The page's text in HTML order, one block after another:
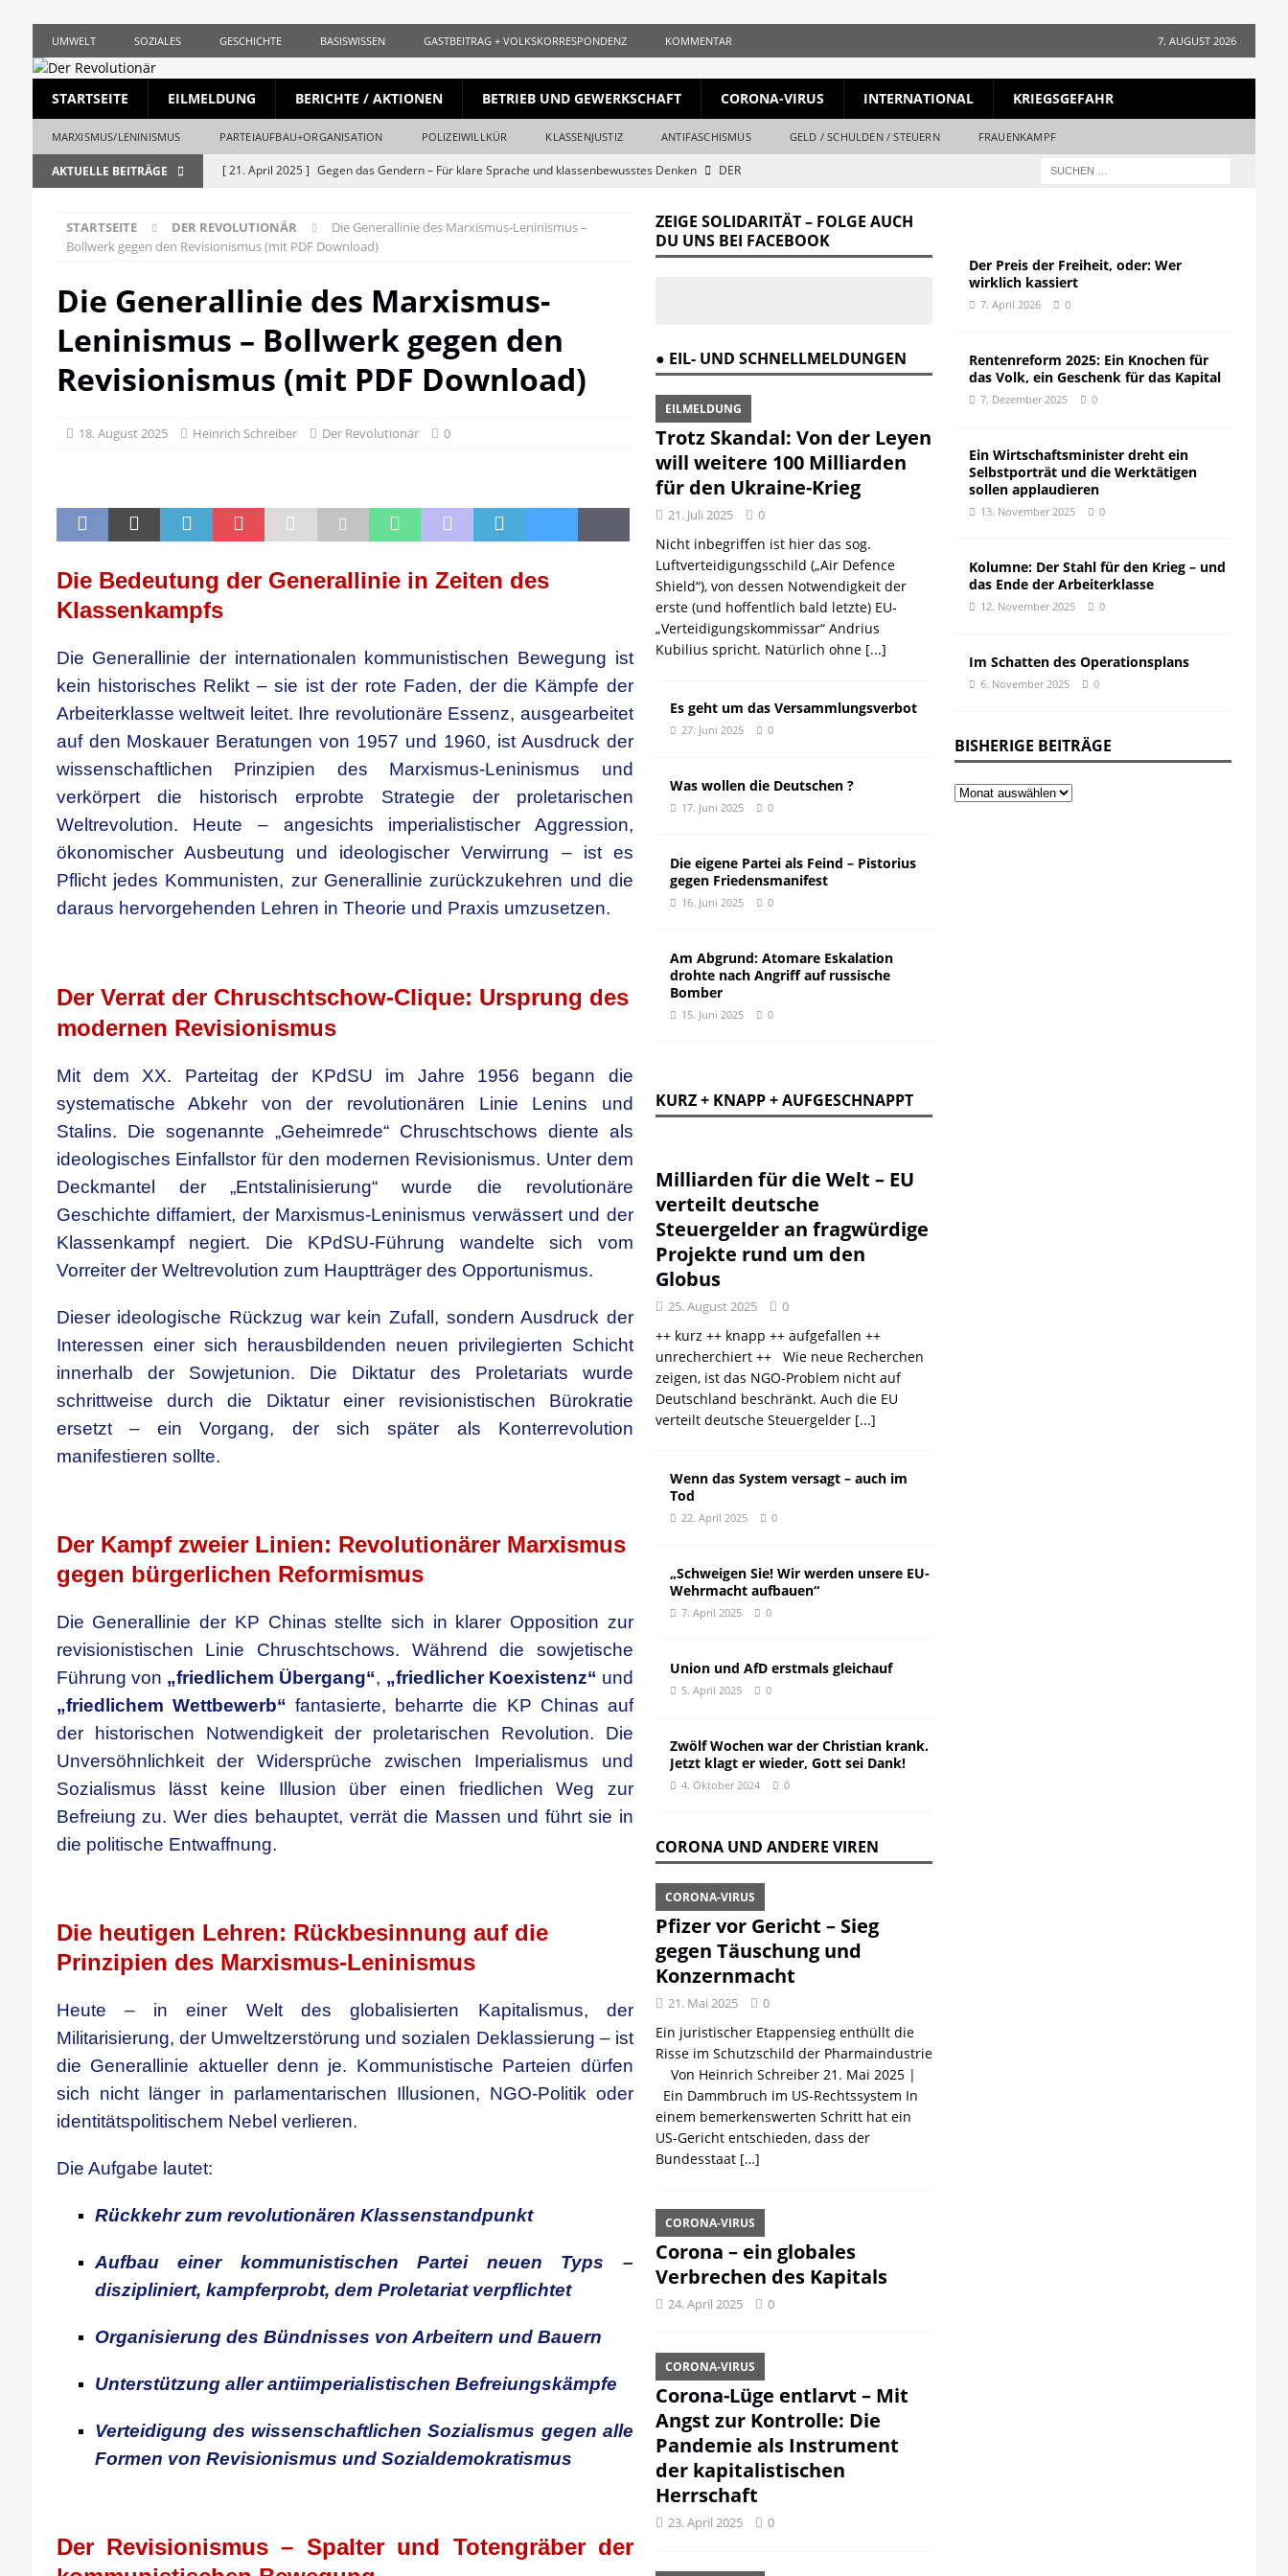
UMWELT SOZIALES GESCHICHTE BASISWISSEN GASTBEITRAG + VOLKSKORRESPONDENZ KOMMENTAR 7. AUGUST 2026
STARTSEITE EILMELDUNG BERICHTE / AKTIONEN BETRIEB UND GEWERKSCHAFT CORONA-VIRUS INTERNATIONAL KRIEGSGEFAHR
MARXISMUS/LENINISMUS PARTEIAUFBAU+ORGANISATION POLIZEIWILLKÜR KLASSENJUSTIZ ANTIFASCHISMUS GELD / SCHULDEN / STEUERN FRAUENKAMPF
AKTUELLE BEITRÄGE [ 21. April 2025 ] Gegen das Gendern – Für klare Sprache und klassenbewusstes Denken
DER
[ 5. April 2025 ]
Union und AfD erstmals gleichauf
KURZ + KNAPP + AUFGESCHNAPPT
[ 19. April 2023 ] 1. Mai: Gegen Krise, Krieg und Kapital
DER REVOLUTIONÄR
[ 19. Mai 2026 ] Stalingrad – Der Anfang vom Ende
DER REVOLUTIONÄR
[ 28. April 2026 ]
1956, Ungarn und der Verrat des Revisionismus: Der Klassenkampf hinter der Lüge
DER
REVOLUTIONÄR
[ 21. April 2026 ]
DER 8. PARTEITAG DER EUROPÄISCHEN LINKEN
DER REVOLUTIONÄR
DER REVOLUTIONÄR
[ 7. April 2026 ]
Der Preis der Freiheit, oder: Wer wirklich kassiert
Klassenkampf von oben: Wie der DGB seine eigenen Genossen verriet DER REVOLUTIONÄR
STARTSEITE DER REVOLUTIONÄR
Die Generallinie des Marxismus-Leninismus –
Bollwerk gegen den Revisionismus (mit PDF Download)
Die Generallinie des Marxismus-
Leninismus – Bollwerk gegen den
Revisionismus (mit PDF Download)
18. August 2025 Heinrich Schreiber Der Revolutionär 0
Die Bedeutung der Generallinie in Zeiten des
Klassenkampfs
Die Generallinie der internationalen kommunistischen Bewegung ist
kein historisches Relikt – sie ist der rote Faden, der die Kämpfe der
Arbeiterklasse weltweit leitet. Ihre revolutionäre Essenz, ausgearbeitet
auf den Moskauer Beratungen von 1957 und 1960, ist Ausdruck der
wissenschaftlichen Prinzipien des Marxismus-Leninismus und
verkörpert die historisch erprobte Strategie der proletarischen
Weltrevolution. Heute – angesichts imperialistischer Aggression,
ökonomischer Ausbeutung und ideologischer Verwirrung – ist es
Pflicht jedes Kommunisten, zur Generallinie zurückzukehren und die
daraus hervorgehenden Lehren in Theorie und Praxis umzusetzen.
Der Verrat der Chruschtschow-Clique: Ursprung des
modernen Revisionismus
Mit dem XX. Parteitag der KPdSU im Jahre 1956 begann die
systematische Abkehr von der revolutionären Linie Lenins und
Stalins. Die sogenannte „Geheimrede“ Chruschtschows diente als
ideologisches Einfallstor für den modernen Revisionismus. Unter dem
Deckmantel der „Entstalinisierung“ wurde die revolutionäre
Geschichte diffamiert, der Marxismus-Leninismus verwässert und der
Klassenkampf negiert. Die KPdSU-Führung wandelte sich vom
Vorreiter der Weltrevolution zum Hauptträger des Opportunismus.
Dieser ideologische Rückzug war kein Zufall, sondern Ausdruck der
Interessen einer sich herausbildenden neuen privilegierten Schicht
innerhalb der Sowjetunion. Die Diktatur des Proletariats wurde
schrittweise durch die Diktatur einer revisionistischen Bürokratie
ersetzt – ein Vorgang, der sich später als Konterrevolution
manifestieren sollte.
Der Kampf zweier Linien: Revolutionärer Marxismus
gegen bürgerlichen Reformismus
Die Generallinie der KP Chinas stellte sich in klarer Opposition zur
revisionistischen Linie Chruschtschows. Während die sowjetische
Führung von „friedlichem Übergang“, „friedlicher Koexistenz“ und
„friedlichem Wettbewerb“ fantasierte, beharrte die KP Chinas auf
der historischen Notwendigkeit der proletarischen Revolution. Die
Unversöhnlichkeit der Widersprüche zwischen Imperialismus und
Sozialismus lässt keine Illusion über einen friedlichen Weg zur
Befreiung zu. Wer dies behauptet, verrät die Massen und führt sie in
die politische Entwaffnung.
Die heutigen Lehren: Rückbesinnung auf die
Prinzipien des Marxismus-Leninismus
Heute – in einer Welt des globalisierten Kapitalismus, der
Militarisierung, der Umweltzerstörung und sozialen Deklassierung – ist
die Generallinie aktueller denn je. Kommunistische Parteien dürfen
sich nicht länger in parlamentarischen Illusionen, NGO-Politik oder
identitätspolitischem Nebel verlieren.
Die Aufgabe lautet:
Rückkehr zum revolutionären Klassenstandpunkt
Aufbau einer kommunistischen Partei neuen Typs –
diszipliniert, kampferprobt, dem Proletariat verpflichtet
Organisierung des Bündnisses von Arbeitern und Bauern
Unterstützung aller antiimperialistischen Befreiungskämpfe
Verteidigung des wissenschaftlichen Sozialismus gegen alle
Formen von Revisionismus und Sozialdemokratismus
Der Revisionismus – Spalter und Totengräber der
ZEIGE SOLIDARITÄT – FOLGE AUCH
DU UNS BEI FACEBOOK
● EIL- UND SCHNELLMELDUNGEN
EILMELDUNG
Trotz Skandal: Von der Leyen
will weitere 100 Milliarden
für den Ukraine-Krieg
21. Juli 2025 0
Nicht inbegriffen ist hier das sog.
Luftverteidigungsschild („Air Defence
Shield“), von dessen Notwendigkeit der
erste (und hoffentlich bald letzte) EU-
„Verteidigungskommissar“ Andrius
Kubilius spricht. Natürlich ohne [...]
Es geht um das Versammlungsverbot
27. Juni 2025 0
Was wollen die Deutschen ?
17. Juni 2025 0
Die eigene Partei als Feind – Pistorius
gegen Friedensmanifest
16. Juni 2025 0
Am Abgrund: Atomare Eskalation
drohte nach Angriff auf russische
Bomber
15. Juni 2025 0
KURZ + KNAPP + AUFGESCHNAPPT
Milliarden für die Welt – EU
verteilt deutsche
Steuergelder an fragwürdige
Projekte rund um den
Globus
25. August 2025 0
++ kurz ++ knapp ++ aufgefallen ++
unrecherchiert ++ Wie neue Recherchen
zeigen, ist das NGO-Problem nicht auf
Deutschland beschränkt. Auch die EU
verteilt deutsche Steuergelder [...]
Wenn das System versagt – auch im
Tod
22. April 2025 0
„Schweigen Sie! Wir werden unsere EU-
Wehrmacht aufbauen“
7. April 2025 0
Union und AfD erstmals gleichauf
5. April 2025 0
Zwölf Wochen war der Christian krank.
Jetzt klagt er wieder, Gott sei Dank!
4. Oktober 2024 0
CORONA UND ANDERE VIREN
Pfizer vor Gericht – Sieg
gegen Täuschung und
Konzernmacht
CORONA-VIRUS
21. Mai 2025 0
Ein juristischer Etappensieg enthüllt die
Risse im Schutzschild der Pharmaindustrie
Von Heinrich Schreiber 21. Mai 2025 |
Ein Dammbruch im US-Rechtssystem In
einem bemerkenswerten Schritt hat ein
US-Gericht entschieden, dass der
Bundesstaat […]
Corona – ein globales
Verbrechen des Kapitals
CORONA-VIRUS
24. April 2025 0
Corona-Lüge entlarvt – Mit
Angst zur Kontrolle: Die
Pandemie als Instrument
der kapitalistischen
Herrschaft
CORONA-VIRUS
23. April 2025 0
Der Preis der Freiheit, oder: Wer
wirklich kassiert
7. April 2026 0
Rentenreform 2025: Ein Knochen für
das Volk, ein Geschenk für das Kapital
7. Dezember 2025 0
Ein Wirtschaftsminister dreht ein
Selbstporträt und die Werktätigen
sollen applaudieren
13. November 2025 0
Kolumne: Der Stahl für den Krieg – und
das Ende der Arbeiterklasse
12. November 2025 0
Im Schatten des Operationsplans
6. November 2025 0
BISHERIGE BEITRÄGE